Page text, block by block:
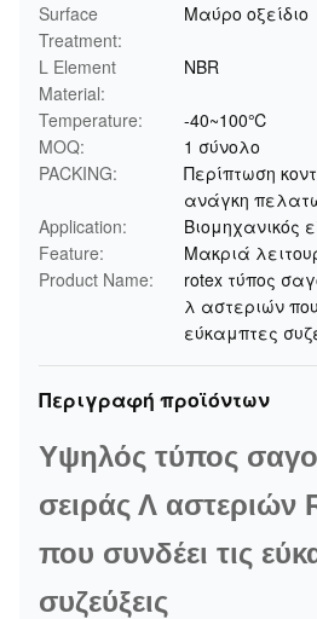
Surface
Treatment:
Μαύρο οξείδιο
L Element
Material:
NBR
Temperature:
-40~100℃
MOQ:
1 σύνολο
PACKING:
Περίπτωση
ανάγκη
Application:
Βιομηχανικός
Feature:
Μακριά
Product Name:
rotex τύπος
λ αστεριών
εύκαμπτες
Περιγραφή προϊόντων
Υψηλός τύπος
σειράς Λ αστεριών
που συνδέει τις
συζεύξεις